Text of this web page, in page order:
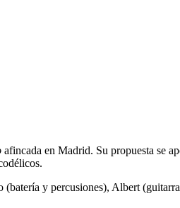
afincada en Madrid. Su propuesta se
y percusiones), Albert